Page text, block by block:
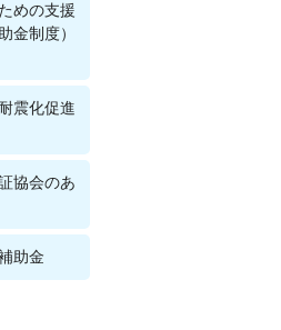
めの支援
金制度）
震化促進
協会のあ
助金